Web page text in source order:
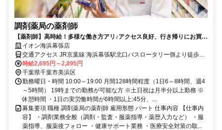
調剤薬局の薬剤師
【薬剤師】高時給！多様な働き方アリ♪アクセス良好、行き帰りにお買い
物OK！イオン薬局で働きませんか？
イオン海浜幕張店
交通アクセス JR京葉線 海浜幕張駅北口バスロータリー側より徒歩7
分
時給2,695円～2,895円
千葉県千葉市美浜区
勤務曜日・時間 10:00～19:00 月間128時間程度（1日6～8時間、週4
～5時間） 19時までの勤務が可能な方 ※土日祝は月半分以上勤務 ※
休憩時間 ・1日の実労働時間が6時間以上:45分、...
募集要項 職種 調剤薬局の薬剤師 雇用形態 パート 仕事内容 【仕事内
容】 ・調剤業務全般（調剤・監査・服薬指導・薬歴入力など） ・服
薬指導、服薬後フォロー ・健康サポート業務 ・医療安全対策の取...